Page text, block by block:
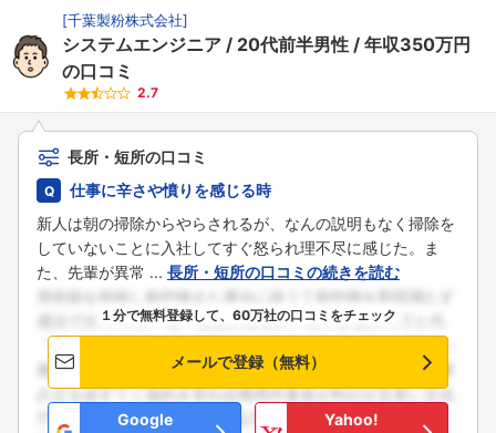
[千葉製粉株式会社]
システムエンジニア 20代前半男性
年収350万円
の口コミ
2.7
長所・短所の口コミ
仕事に辛さや憤りを感じる時
新人は朝の掃除からやらされるが、なんの説明もなく掃除を
していないことに入社してすぐ怒られ理不尽に感じた。ま
た、先輩が異常 ... 長所・短所の口コミの続きを読む
１分で無料登録して、60万社の口コミをチェック
メールで登録（無料）
Google
Yahoo!